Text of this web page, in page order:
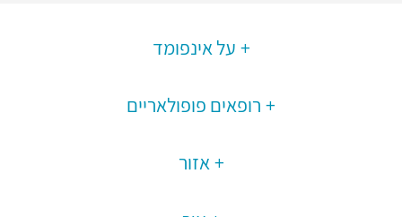
על אינפומד
רופאים פופולאריים
אזור